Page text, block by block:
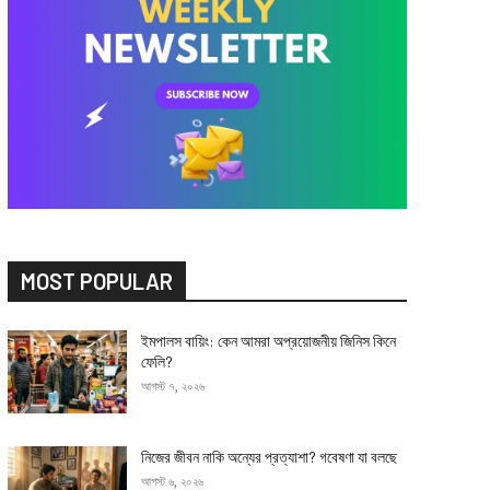
MOST POPULAR
ইমপালস বায়িং: কেন আমরা অপ্রয়োজনীয় জিনিস কিনে
ফেলি?
আগস্ট ৭, ২০২৬
নিজের জীবন নাকি অন্যের প্রত্যাশা? গবেষণা যা বলছে
আগস্ট ৬, ২০২৬